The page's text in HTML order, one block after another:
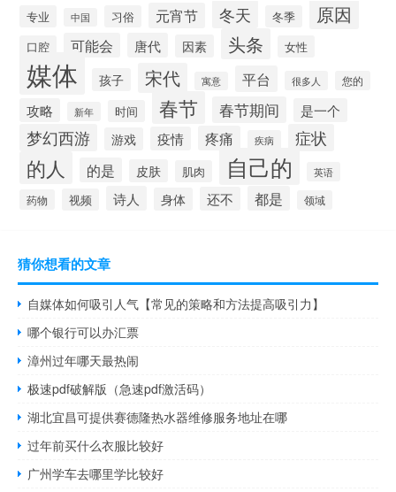
专业 中国 习俗 元宵节 冬天 冬季 原因
口腔 可能会 唐代 因素 头条 女性
媒体 孩子 宋代 寓意 平台 很多人 您的
攻略 新年 时间 春节 春节期间 是一个
梦幻西游 游戏 疫情 疼痛 疾病 症状
的人 的是 皮肤 肌肉 自己的 英语
药物 视频 诗人 身体 还不 都是 领域
猜你想看的文章
自媒体如何吸引人气【常见的策略和方法提高吸引力】
哪个银行可以办汇票
漳州过年哪天最热闹
极速pdf破解版（急速pdf激活码）
湖北宜昌可提供赛德隆热水器维修服务地址在哪
过年前买什么衣服比较好
广州学车去哪里学比较好